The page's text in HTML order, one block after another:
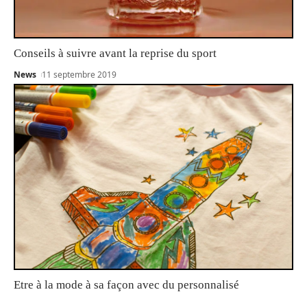
Conseils à suivre avant la reprise du sport
News 11 septembre 2019
Etre à la mode à sa façon avec du personnalisé